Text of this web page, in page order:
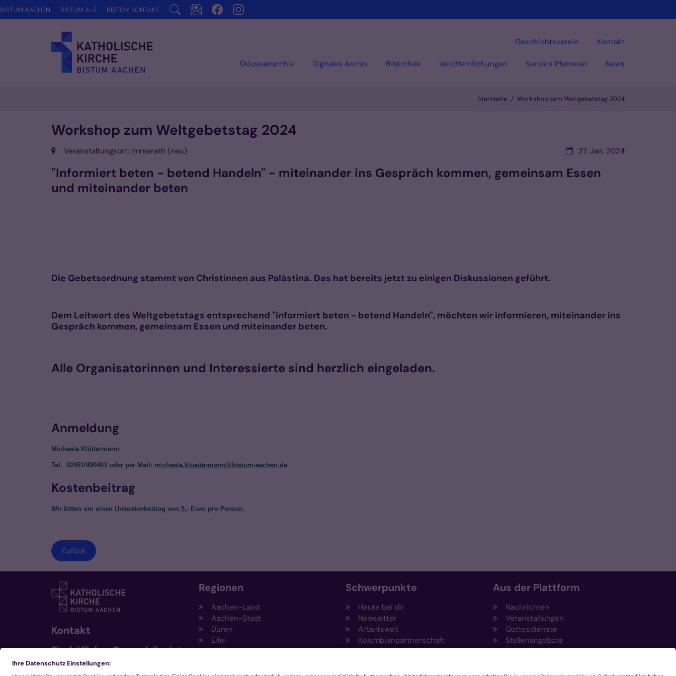
Zum Inhalt springen
Diözesanarchiv Digitales Archiv Bibliothek Veröffentlichungen Service Pfarreien News
Geschichtsverein Kontakt
BISTUM AACHEN BISTUM A-Z BISTUM KONTAKT
Startseite Workshop zum Weltgebetstag 2024
Workshop zum Weltgebetstag 2024
Datum:27. Jan. 2024
Ort: Veranstaltungsort: Immerath (neu)
"Informiert beten - betend Handeln" - miteinander ins Gespräch kommen, gemeinsam Essen
und miteinander beten
Die Gebetsordnung stammt von Christinnen aus Palästina. Das hat bereits jetzt zu einigen Diskussionen geführt.
Dem Leitwort des Weltgebetstags entsprechend "informiert beten - betend Handeln", möchten wir informieren, miteinander ins
Gespräch kommen, gemeinsam Essen und miteinander beten.
Alle Organisatorinnen und Interessierte sind herzlich eingeladen.
Anmeldung
Michaela Klüttermann
Tel. 02451/490403 oder per Mail: michaela.kluettermann@bistum-aachen.de
Kostenbeitrag
Wir bitten um einen Unkostenbeitrag von 5,- Euro pro Person.
Zurück
Kontakt
Bischöfliches Generalvikariat
Aachen
Regionen
Aachen-Land
Aachen-Stadt
Düren
Eifel
Krefeld
Schwerpunkte
Heute bei dir
Newsletter
Arbeitswelt
Kolumbienpartnerschaft
Fundraising
Aus der Plattform
Nachrichten
Veranstaltungen
Gottesdienste
Stellenangebote
Rechtsdatenbank